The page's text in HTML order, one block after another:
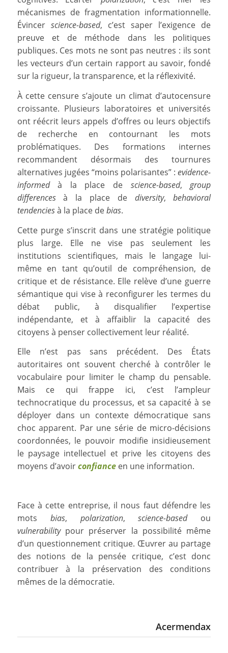
mécanismes de fragmentation informationnelle.
Évincer science-based, c’est saper l’exigence de
preuve et de méthode dans les politiques
publiques. Ces mots ne sont pas neutres : ils sont
les vecteurs d’un certain rapport au savoir, fondé
sur la rigueur, la transparence, et la réflexivité.
À cette censure s’ajoute un climat d’autocensure
croissante. Plusieurs laboratoires et universités
ont réécrit leurs appels d’offres ou leurs objectifs
de recherche en contournant les mots
problématiques. Des formations internes
recommandent désormais des tournures
alternatives jugées “moins polarisantes” :evidence-
informedà la place de science-based,group
differencesà la place de diversity,behavioral
tendenciesà la place debias.
Cette purge s’inscrit dans une stratégie politique
plus large. Elle ne vise pas seulement les
institutions scientifiques, mais le langage lui-
même en tant qu’outil de compréhension, de
critique et de résistance. Elle relève d’une guerre
sémantique qui vise à reconfigurer les termes du
débat public, à disqualifier l’expertise
indépendante, et à affaiblir la capacité des
citoyens à penser collectivement leur réalité.
Elle n’est pas sans précédent. Des États
autoritaires ont souvent cherché à contrôler le
vocabulaire pour limiter le champ du pensable.
Mais ce qui frappe ici, c’est l’ampleur
technocratique du processus, et sa capacité à se
déployer dans un contexte démocratique sans
choc apparent. Par une série de micro-décisions
coordonnées, le pouvoir modifie insidieusement
le paysage intellectuel et prive les citoyens des
moyens d’avoirconfiance en une information.
Face à cette entreprise, il nous faut défendre les
mots bias, polarization,science-basedou
vulnerabilitypour préserver la possibilité même
d’un questionnement critique. Œuvrer au partage
des notions de la pensée critique, c’est donc
contribuer à la préservation des conditions
mêmes de la démocratie.
Acermendax